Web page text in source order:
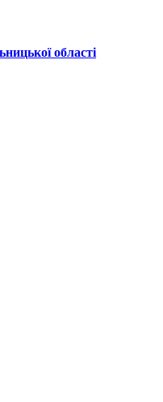
області